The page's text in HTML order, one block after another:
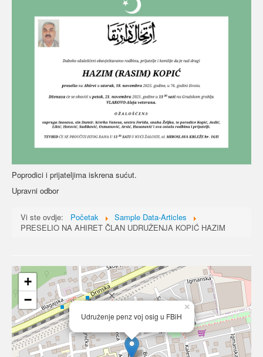
Poprodici i prijateljima iskrena sućut.
Upravni odbor
Vi ste ovdje: Početak
Sample Data-Articles
PRESELIO NA AHIRET ČLAN UDRUŽENJA KOPIĆ HAZIM
Udruženje penz voj osig u FBiH
×
+
−